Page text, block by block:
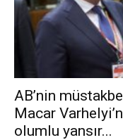
AB’nin
Macar
olumlu yansır...